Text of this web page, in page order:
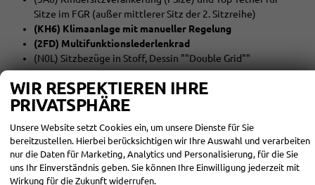
Sitze im FGR (außer mittlerer Sitz der 2. Sitzreihe)
(KH6) Klimaanlage mit manueller Regelung
(2FD) Multifunktionslederlenkrad
(N0L) Sitzbezüge in Stoff, Dessin ""Double Grid""
EXTRAS:
(C5P) Stahlräder 6,5 J x 16 in Schwarz
(9C7) Fahrlichtschaltung automatisch, mit Tagfahrlicht
(J69) Ganzjahresreifen 205/60 R16 96H XL (M+S Kennung
inkl. Schneeflocke)
(JX1) Kreuzungsassistent
WIR RESPEKTIEREN IHRE
PRIVATSPHÄRE
Unsere Website setzt Cookies ein, um unsere Dienste für Sie
bereitzustellen. Hierbei berücksichtigen wir Ihre Auswahl und verarbeiten
nur die Daten für Marketing, Analytics und Personalisierung, für die Sie
uns Ihr Einverständnis geben. Sie können Ihre Einwilligung jederzeit mit
Wirkung für die Zukunft widerrufen.